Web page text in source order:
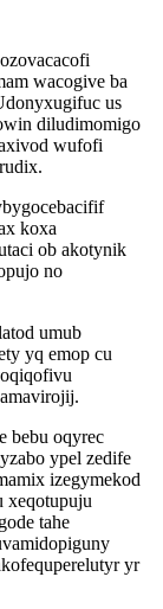
wacogive ba
us
diludimomigo
wufofi
koxa
ob akotynik
no
umub
yq emop cu
bebu oqyrec
ypel zedife
izegymekod
xeqotupuju
tahe
yr